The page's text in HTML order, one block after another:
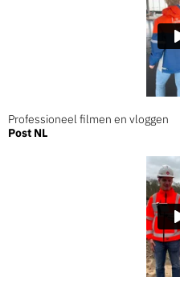
Professioneel filmen en vloggen
Post NL